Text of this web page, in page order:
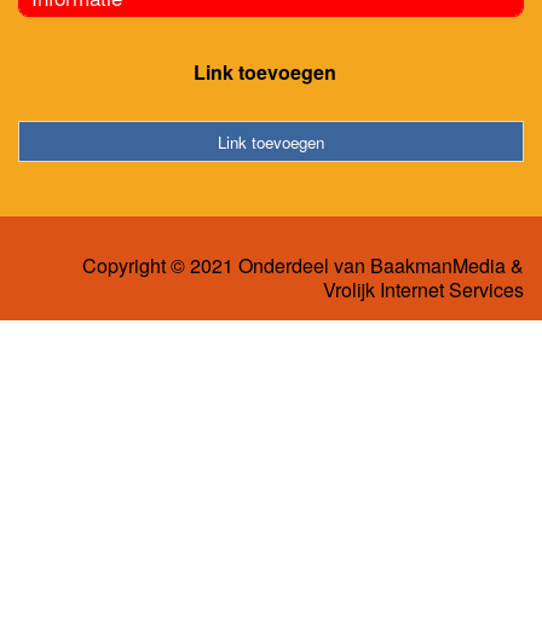
Link toevoegen
Link toevoegen
Copyright © 2021 Onderdeel van BaakmanMedia&
Vrolijk Internet Services